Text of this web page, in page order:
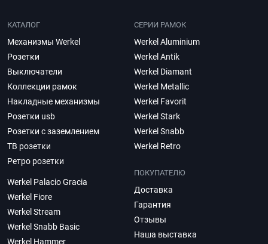
КАТАЛОГ
Механизмы Werkel
Розетки
Выключатели
Коллекции рамок
Накладные механизмы
Розетки usb
Розетки с заземлением
ТВ розетки
Ретро розетки
СЕРИИ РАМОК
Werkel Aluminium
Werkel Antik
Werkel Diamant
Werkel Metallic
Werkel Favorit
Werkel Stark
Werkel Snabb
Werkel Retro
Werkel Palacio Gracia
Werkel Fiore
Werkel Stream
Werkel Snabb Basic
Werkel Hammer
ПОКУПАТЕЛЮ
Доставка
Гарантия
Отзывы
Наша выставка